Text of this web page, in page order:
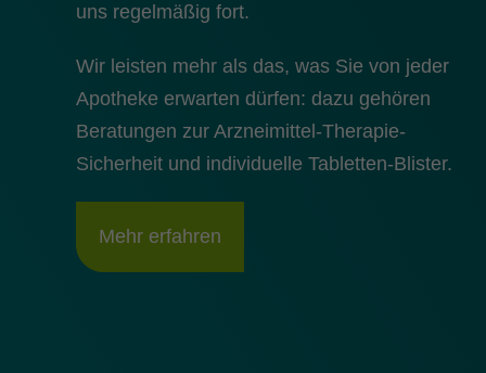
uns regelmäßig fort.
Wir leisten mehr als das, was Sie von jeder
Apotheke erwarten dürfen: dazu gehören
Beratungen zur Arzneimittel-Therapie-
Sicherheit und individuelle Tabletten-Blister.
Mehr erfahren